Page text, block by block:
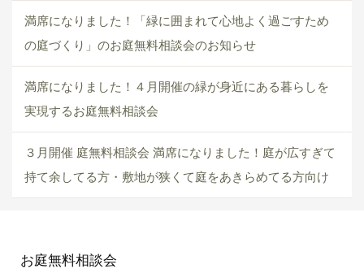
満席になりました！「緑に囲まれて心地よく過ごすため
の庭づくり」のお庭無料相談会のお知らせ
満席になりました！４月開催の緑が身近にある暮らしを
実現するお庭無料相談会
３月開催 庭無料相談会 満席になりました！庭が広すぎて
持て余してる方・敷地が狭くて庭をあきらめてる方向け
お庭無料相談会